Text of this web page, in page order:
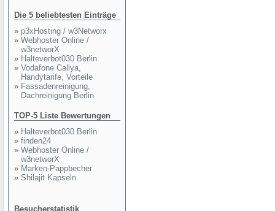
Die 5 beliebtesten Einträge
» p3xHosting / w3Networx
» Webhoster Online /
w3networX
» Halteverbot030 Berlin
» Vodafone Callya,
Handytarife, Vorteile
» Fassadenreinigung,
Dachreinigung Berlin
TOP-5 Liste Bewertungen
» Halteverbot030 Berlin
» finden24
» Webhoster Online /
w3networX
» Marken-Pappbecher
» Shilajit Kapseln
Besucherstatistik